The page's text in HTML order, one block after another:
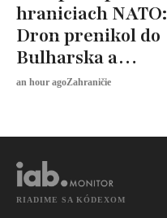
hraniciach NATO:
Dron prenikol do
Bulharska a
explodoval
an hour agoZahraničie
RIADIME SA KÓDEXOM